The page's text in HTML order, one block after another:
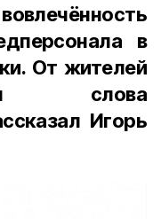
в
От жителей
слова
Игорь